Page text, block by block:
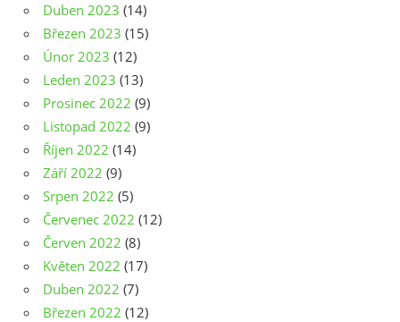
Duben 2023 (14)
Březen 2023 (15)
Únor 2023 (12)
Leden 2023 (13)
Prosinec 2022 (9)
Listopad 2022 (9)
Říjen 2022 (14)
Září 2022 (9)
Srpen 2022 (5)
Červenec 2022 (12)
Červen 2022 (8)
Květen 2022 (17)
Duben 2022 (7)
Březen 2022 (12)